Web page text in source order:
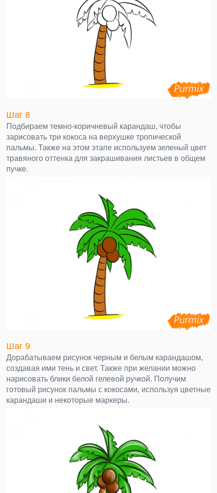
Шаг 8
Подбираем темно-коричневый карандаш, чтобы
зарисовать три кокоса на верхушке тропической
пальмы. Также на этом этапе используем зеленый цвет
травяного оттенка для закрашивания листьев в общем
пучке.
Шаг 9
Дорабатываем рисунок черным и белым карандашом,
создавая ими тень и свет. Также при желании можно
нарисовать блики белой гелевой ручкой. Получим
готовый рисунок пальмы с кокосами, используя цветные
карандаши и некоторые маркеры.